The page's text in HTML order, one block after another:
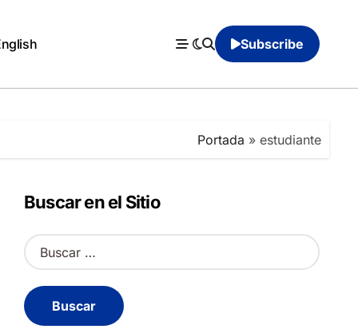
Subscribe
Portada » estudiante
Buscar en el Sitio
B
u
c
a